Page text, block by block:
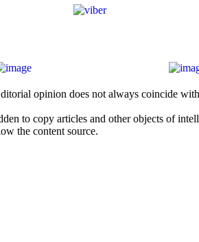
opinion does not always coincide
to copy articles and other objects of
the content source.